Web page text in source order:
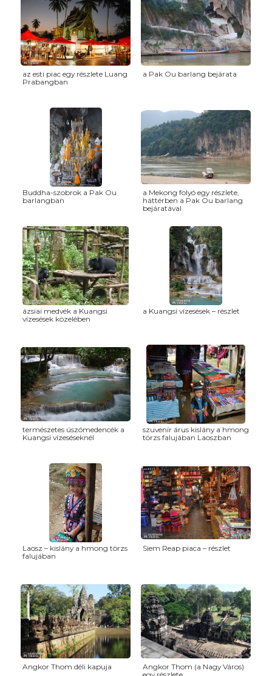
az esti piac egy részlete Luang
Prabangban
a Pak Ou barlang bejárata
Buddha-szobrok a Pak Ou
barlangban
a Mekong folyó egy részlete,
háttérben a Pak Ou barlang
bejáratával
ázsiai medvék a Kuangsi
vízesések közelében
a Kuangsi vízesések – részlet
természetes úszómedencék a
Kuangsi vízeséseknél
szuvenír árus kislány a hmong
törzs falujában Laoszban
Laosz – kislány a hmong törzs
falujában
Siem Reap piaca – részlet
Angkor Thom déli kapuja
Angkor Thom (a Nagy Város)